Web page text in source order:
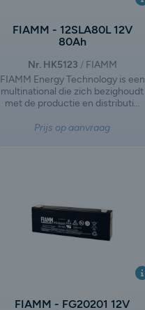
FIAMM - 12SLA80L 12V
80Ah
Nr. HK5123
FIAMM
FIAMM Energy Technology is een
multinational die zich bezighoudt
met de productie en distributie
motorvoertuigen en industrieel
Prijs op aanvraag
FIAMM - FG20201 12V